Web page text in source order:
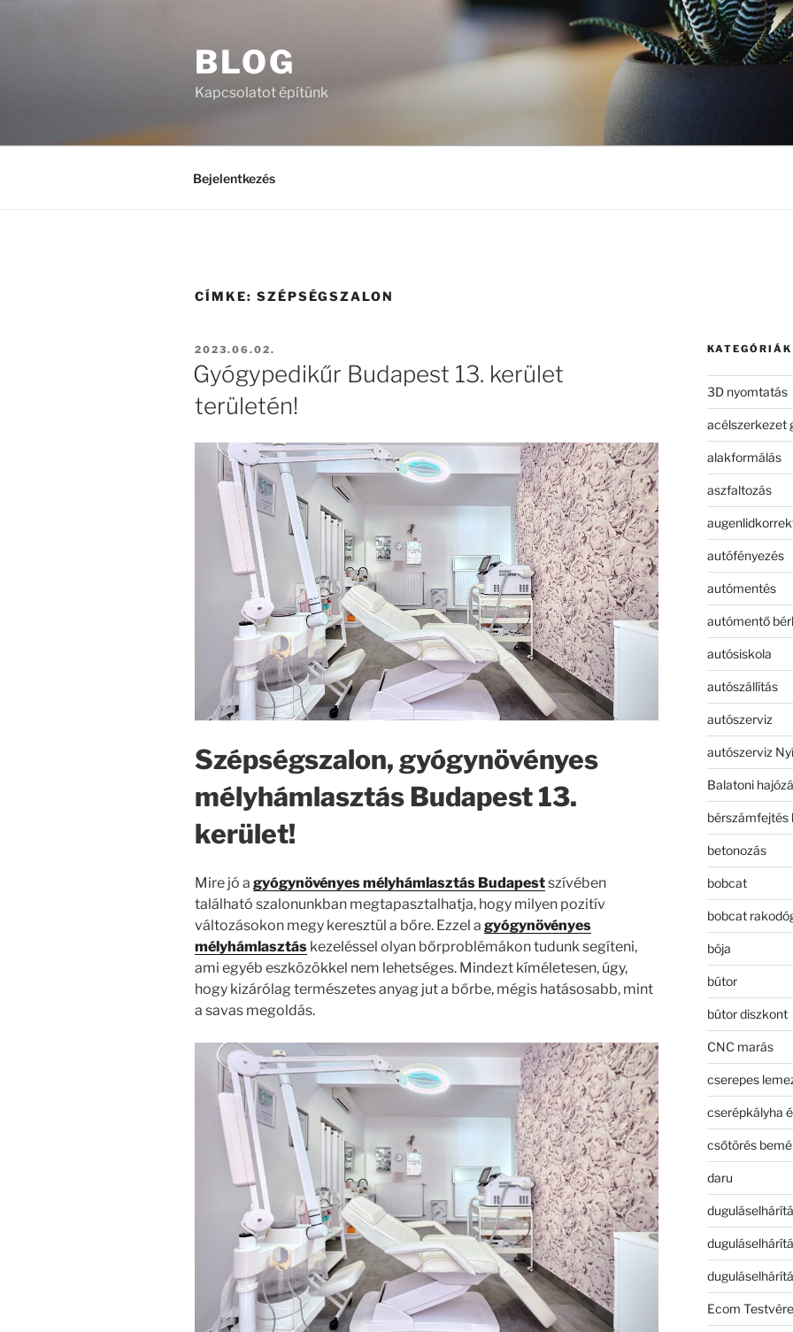
BLOG
Kapcsolatot építünk
Bejelentkezés
CÍMKE: SZÉPSÉGSZALON
BEKÜLDVE:
2023.06.02.
Gyógypedikűr Budapest 13. kerület
területén!
Szépségszalon, gyógynövényes
mélyhámlasztás Budapest 13.
kerület!
Mire jó a gyógynövényes mélyhámlasztás Budapestszívében
található szalonunkban megtapasztalhatja, hogy milyen pozitív
változásokon megy keresztül a bőre. Ezzel a gyógynövényes
mélyhámlasztás kezeléssel olyan bőrproblémákon tudunk segíteni,
ami egyéb eszközökkel nem lehetséges. Mindezt kíméletesen, úgy,
hogy kizárólag természetes anyag jut a bőrbe, mégis hatásosabb, mint
a savas megoldás.
KATEGÓRIÁK
3D nyomtatás
acélszerkezet
alakformálás
aszfaltozás
autófényezés
autómentés
autómentő
autósiskola
autószállítás
autószerviz
autószerviz
Balatoni
bérszámfejtés
betonozás
bobcat
bobcat
bója
bútor
bútor diszkont
CNC marás
cserepes
cserépkályha
csőtörés
daru
Ecom